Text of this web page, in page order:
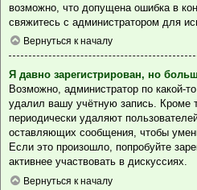
возможно, что допущена ошибка в
свяжитесь с администратором для
Вернуться к началу
Я давно зарегистрирован, но
Возможно, администратор по какой-
удалил вашу учётную запись. Кроме
периодически удаляют
оставляющих сообщения, чтобы
Если это произошло, попробуйте
активнее участвовать в дискуссиях.
Вернуться к началу